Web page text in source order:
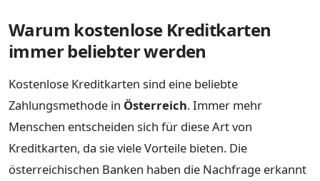
Warum kostenlose Kreditkarten
immer beliebter werden
Kostenlose Kreditkarten sind eine beliebte
Zahlungsmethode in Österreich. Immer mehr
Menschen entscheiden sich für diese Art von
Kreditkarten, da sie viele Vorteile bieten. Die
österreichischen Banken haben die Nachfrage erkannt